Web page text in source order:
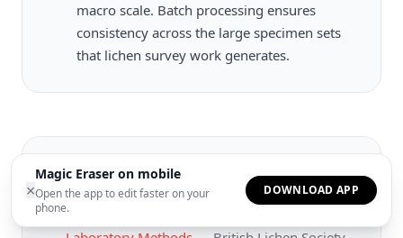
×
Magic Eraser on mobile
Open the app to edit faster on your
phone.
DOWNLOAD APP
macro scale. Batch processing ensures
consistency across the large specimen sets
that lichen survey work generates.
स्रोत
Lichen Biology and Identification: Field and